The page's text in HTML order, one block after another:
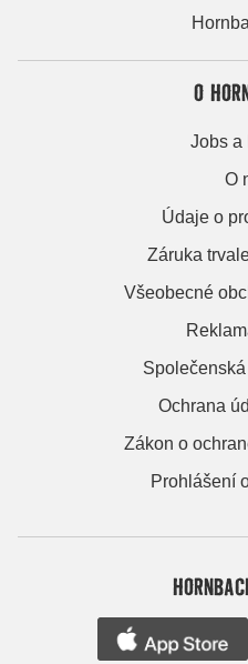
O
Jobs a
O
Údaje o
Záruka
Všeobecné
Ochrana
Zákon o
Prohlášení